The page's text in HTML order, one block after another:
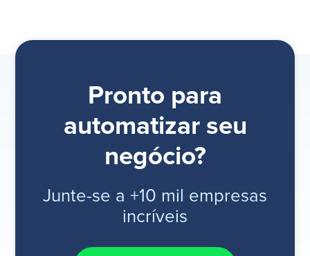
Pronto para
automatizar seu
negócio?
Junte-se a +10 mil empresas
incríveis